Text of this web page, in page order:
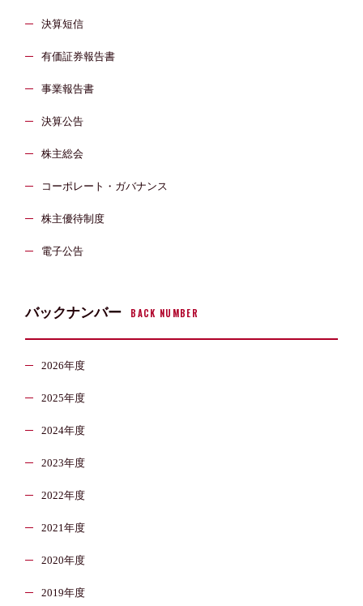
決算短信
有価証券報告書
事業報告書
決算公告
株主総会
コーポレート・ガバナンス
株主優待制度
電子公告
バックナンバー BACK NUMBER
2026年度
2025年度
2024年度
2023年度
2022年度
2021年度
2020年度
2019年度